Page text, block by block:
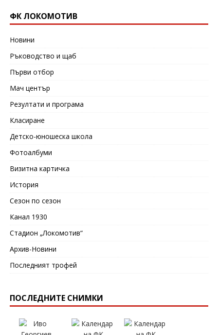
ФК ЛОКОМОТИВ
Новини
Ръководство и щаб
Първи отбор
Мач център
Резултати и програма
Класиране
Детско-юношеска школа
Фотоалбуми
Визитна картичка
История
Сезон по сезон
Канал 1930
Стадион „Локомотив“
Архив-Новини
Последният трофей
ПОСЛЕДНИТЕ СНИМКИ